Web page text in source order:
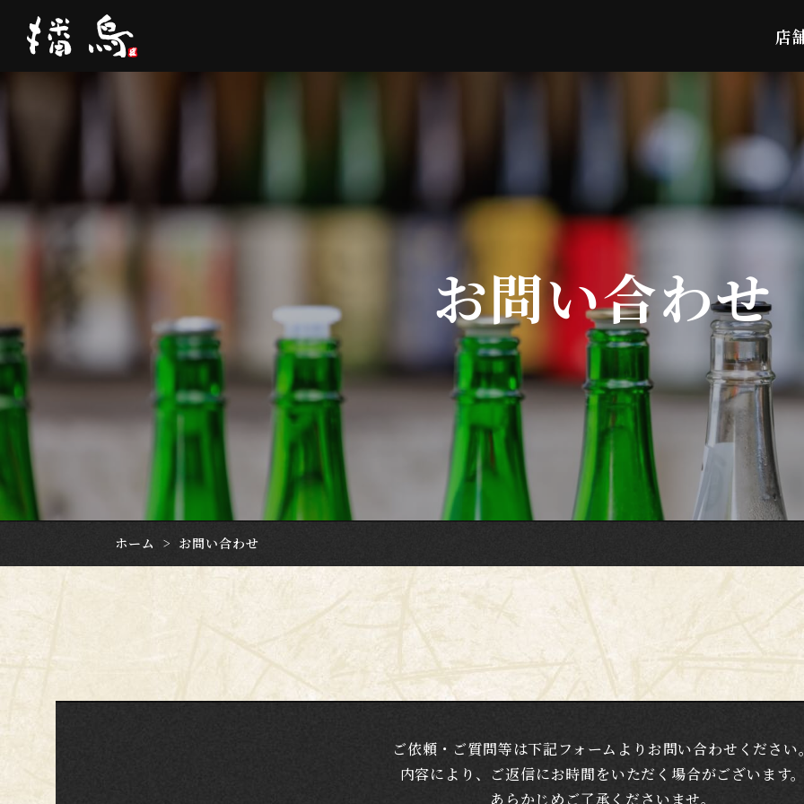
店
お問い合わせ
ホーム > お問い合わせ
ご依頼・ご質問等は下記フォームよりお問い合わせください
内容により、ご返信にお時間をいただく場合がございます
​​​​​​​あらかじめご了承くださいませ。